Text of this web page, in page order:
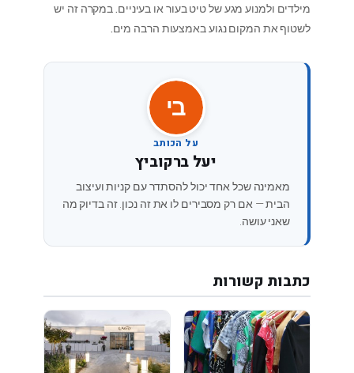
מילדים ולמנוע מגע של טיט בעור או בעיניים. במקרה זה יש
לשטוף את המקום נגוע באמצעות הרבה מים.
יב
על הכותב
יעל ברקוביץ
מאמינה שכל אחד יכול להסתדר עם קניות ועיצוב
הבית — אם רק מסבירים לו את זה נכון. זה בדיוק מה
שאני עושה.
כתבות קשורות